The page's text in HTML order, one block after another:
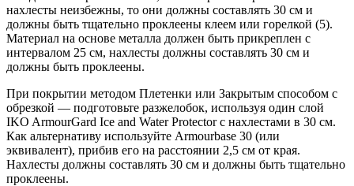
нахлесты неизбежны, то они должны составлять 30 см и
должны быть тщательно проклеены клеем или горелкой (5).
Материал на основе металла должен быть прикреплен с
интервалом 25 см, нахлесты должны составлять 30 см и
должны быть проклеены.
При покрытии методом Плетенки или Закрытым способом с
обрезкой — подготовьте разжелобок, используя один слой
IKO ArmourGard Ice and Water Protector c нахлестами в 30 см.
Как альтернативу используйте Armourbase 30 (или
эквивалент), прибив его на расстоянии 2,5 см от края.
Нахлесты должны составлять 30 см и должны быть тщательно
проклеены.